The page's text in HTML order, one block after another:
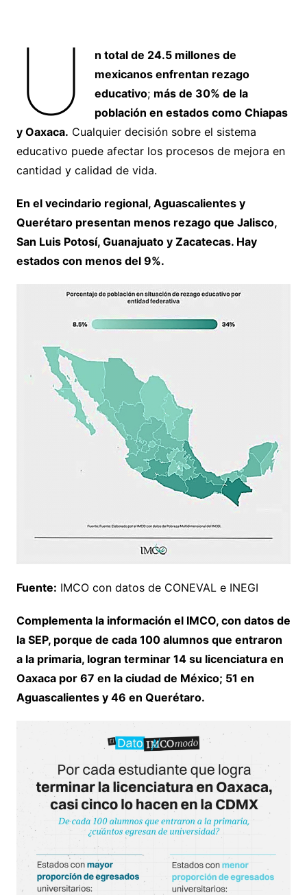
U
n total de 24.5 millones de
mexicanos enfrentan rezago
educativo; más de 30% de la
población en estados como Chiapas
y Oaxaca. Cualquier decisión sobre el sistema
educativo puede afectar los procesos de mejora en
cantidad y calidad de vida.
En el vecindario regional, Aguascalientes y
Querétaro presentan menos rezago que Jalisco,
San Luis Potosí, Guanajuato y Zacatecas. Hay
estados con menos del 9%.
Fuente: IMCO con datos de CONEVAL e INEGI
Complementa la información el IMCO, con datos de
la SEP, porque de cada 100 alumnos que entraron
a la primaria, logran terminar 14 su licenciatura en
Oaxaca por 67 en la ciudad de México; 51 en
Aguascalientes y 46 en Querétaro.